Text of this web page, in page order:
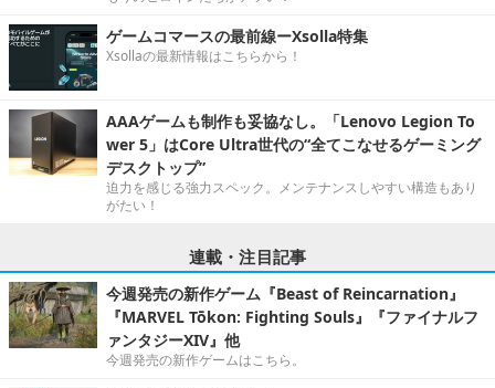
ゲームコマースの最前線ーXsolla特集
Xsollaの最新情報はこちらから！
AAAゲームも制作も妥協なし。「Lenovo Legion To
wer 5」はCore Ultra世代の“全てこなせるゲーミング
デスクトップ”
迫力を感じる強力スペック。メンテナンスしやすい構造もあり
がたい！
連載・注目記事
今週発売の新作ゲーム『Beast of Reincarnation』
『MARVEL Tōkon: Fighting Souls』『ファイナルフ
ァンタジーXIV』他
今週発売の新作ゲームはこちら。